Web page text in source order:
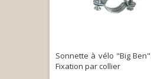
Sonnette à vélo "Big
Fixation par collier